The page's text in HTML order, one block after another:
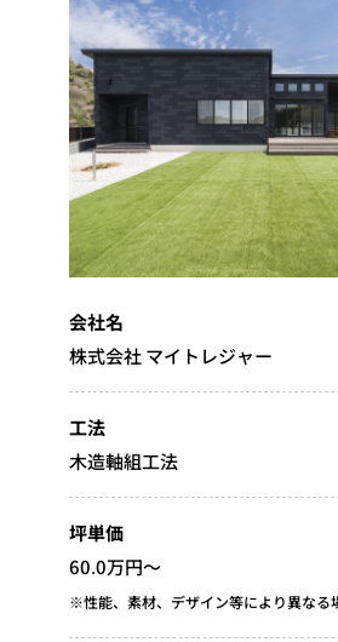
会社名
株式会社 マイトレジャー
工法
木造軸組工法
坪単価
60.0万円～
※性能、素材、デザイン等により異なる